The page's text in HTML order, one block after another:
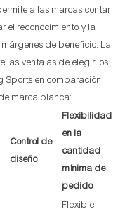
a las marcas contar
el reconocimiento y la
de beneficio. La
las ventajas de elegir los
Sports en comparación
marca blanca:
Control de
diseño
Flexibilidad
en la
cantidad
mínima de
pedido
la
Flexible